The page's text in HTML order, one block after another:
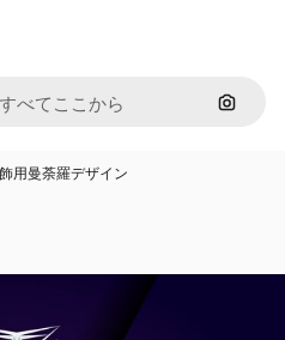
画像で
用曼荼羅デザイン